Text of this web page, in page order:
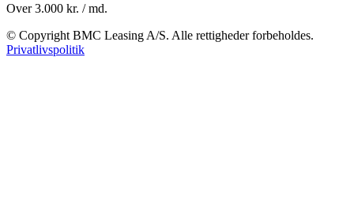
Over 3.000 kr. / md.
© Copyright BMC Leasing A/S. Alle rettigheder forbeholdes.
Privatlivspolitik